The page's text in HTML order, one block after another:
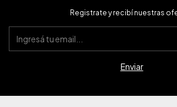
Registrate y recibí nuestras